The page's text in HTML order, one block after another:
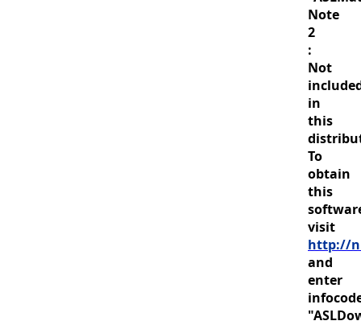
Note
2
:
Not
in
this
To
obtain
this
visit
http://
and
enter